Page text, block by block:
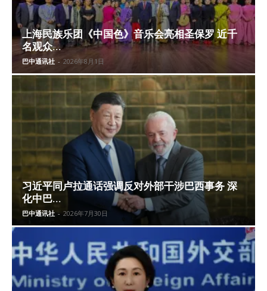
上海民族乐团《中国色》音乐会亮相圣保罗 近千
名观众...
巴中通讯社 - 2026年8月1日
习近平同卢拉通话强调反对外部干涉巴西事务 深
化中巴...
巴中通讯社 - 2026年7月30日